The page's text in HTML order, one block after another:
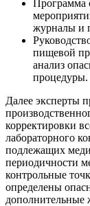
журналы и
пищевой
анализ
процедуры.
Далее эксперты
корректировки
лабораторного
подлежащих
периодичности
контрольные
определены
дополнительные